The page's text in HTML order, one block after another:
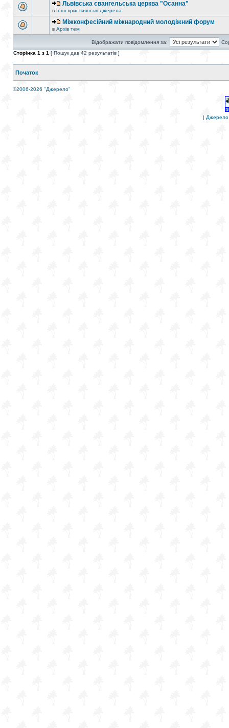
Львівська євангельська церква "Осанна"
в Інші християнські джерела
Міжконфесійний міжнародний молодіжний форум
в Архів тем
Відображати повідомлення за:
Сторінка 1 з 1 [ Пошук дав 42 результатів ]
Початок
©2006-2026 "Джерело"
| Джерело